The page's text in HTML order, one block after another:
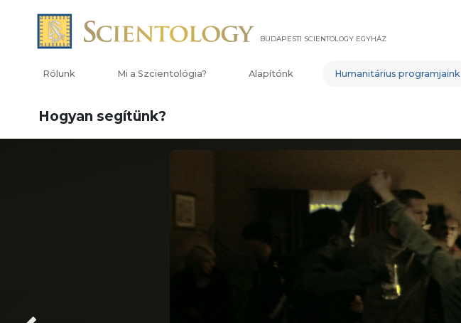
BUDAPESTI SCIENTOLOGY EGYHÁZ
Rólunk Mi a Szcientológia? Alapítónk Humanitárius programjaink
Hogyan segítünk?